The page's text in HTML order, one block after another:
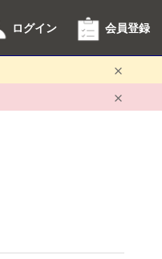
ログイン 会員登録